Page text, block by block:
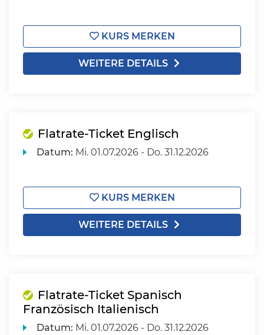
KURS MERKEN
WEITERE DETAILS
Flatrate-Ticket Englisch
Datum: Mi. 01.07.2026 - Do. 31.12.2026
KURS MERKEN
WEITERE DETAILS
Flatrate-Ticket Spanisch
Französisch Italienisch
Datum: Mi. 01.07.2026 - Do. 31.12.2026